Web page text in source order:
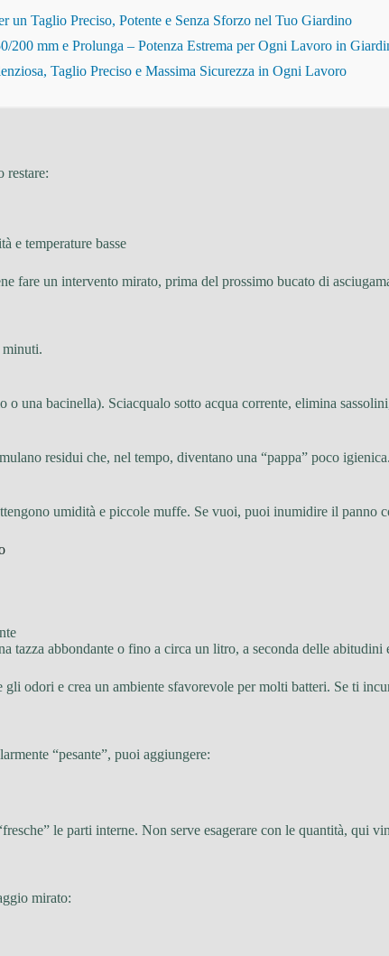
Taglio Preciso, Potente e Senza Sforzo nel Tuo Giardino
mm e Prolunga – Potenza Estrema per Ogni Lavoro in
Taglio Preciso e Massima Sicurezza in Ogni Lavoro
restare:
e temperature basse
fare un intervento mirato, prima del prossimo bucato di
minuti.
una bacinella). Sciacqualo sotto acqua corrente, elimina
residui che, nel tempo, diventano una “pappa” poco igienica.
umidità e piccole muffe. Se vuoi, puoi inumidire il panno
tazza abbondante o fino a circa un litro, a seconda delle
gli odori e crea un ambiente sfavorevole per molti batteri. Se ti
“pesante”, puoi aggiungere:
le parti interne. Non serve esagerare con le quantità, qui
mirato: